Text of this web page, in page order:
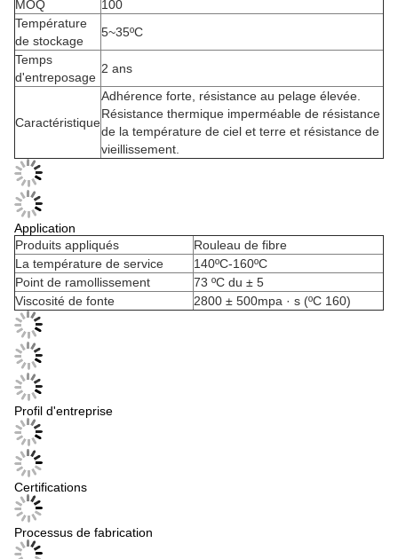
MOQ
100
Température
de stockage
5~35ºC
Temps
d'entreposage
2 ans
Caractéristique
Adhérence forte, résistance au pelage élevée.
Résistance thermique imperméable de résistance
de la température de ciel et terre et résistance de
vieillissement.
Application
Produits appliqués
Rouleau de fibre
La température de service
140ºC-160ºC
Point de ramollissement
73 ºC du ± 5
Viscosité de fonte
2800 ± 500mpa · s (ºC 160)
Profil d'entreprise
Certifications
Processus de fabrication